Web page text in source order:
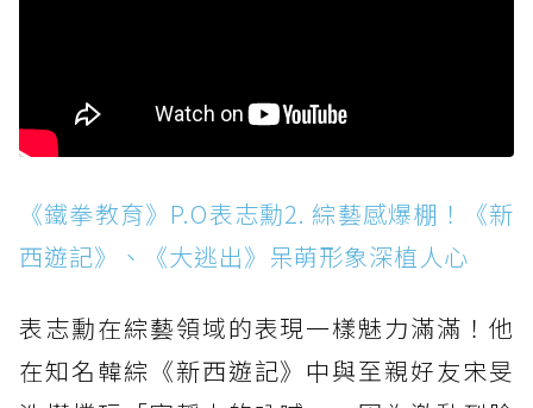
《鐵拳教育》P.O表志勳2. 綜藝感爆棚！《新
西遊記》、《大逃出》呆萌形象深植人心
表志勳在綜藝領域的表現一樣魅力滿滿！他
在知名韓綜《新西遊記》中與至親好友宋旻